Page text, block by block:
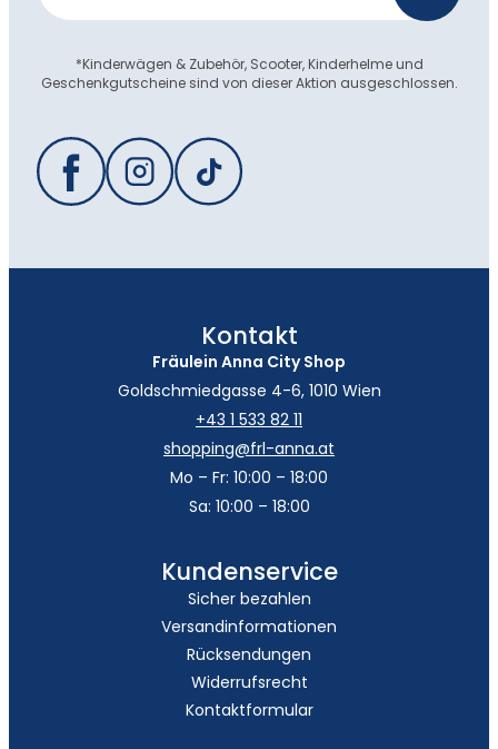
*Kinderwägen & Zubehör, Scooter, Kinderhelme und
Geschenkgutscheine sind von dieser Aktion ausgeschlossen.
Kontakt
Fräulein Anna City Shop
Goldschmiedgasse 4-6, 1010 Wien
+43 1 533 82 11
shopping@frl-anna.at
Mo – Fr: 10:00 – 18:00
Sa: 10:00 – 18:00
Kundenservice
Sicher bezahlen
Versandinformationen
Rücksendungen
Widerrufsrecht
Kontaktformular